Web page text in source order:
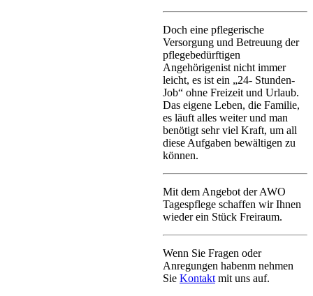
Doch eine pflegerische
Versorgung und Betreuung der
pflegebedürftigen
Angehörigenist nicht immer
leicht, es ist ein „24- Stunden-
Job“ ohne Freizeit und Urlaub.
Das eigene Leben, die Familie,
es läuft alles weiter und man
benötigt sehr viel Kraft, um all
diese Aufgaben bewältigen zu
können.
Mit dem Angebot der AWO
Tagespflege schaffen wir Ihnen
wieder ein Stück Freiraum.
Wenn Sie Fragen oder
Anregungen habenm nehmen
Sie Kontakt mit uns auf.